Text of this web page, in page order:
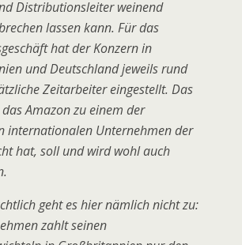
Distributionsleiter weinend
lassen kann. Für das
hat der Konzern in
und Deutschland jeweils rund
Zeitarbeiter eingestellt. Das
Amazon zu einem der
internationalen Unternehmen der
hat, soll und wird wohl auch
geht es hier nämlich nicht zu:
zahlt seinen